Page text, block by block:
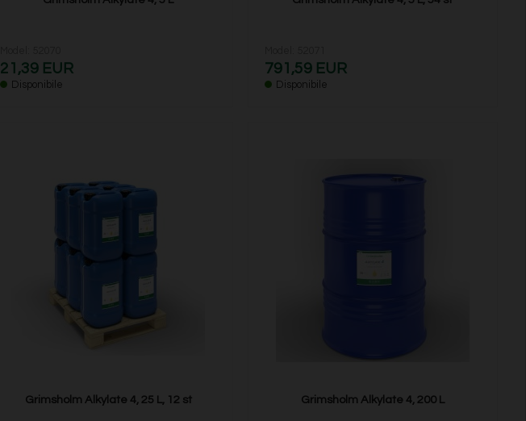
21,39 EUR
Disponibile
791,59 EUR
Disponibile
Grimsholm Alkylate 4, 25 L, 12 st Grimsholm Alkylate 4, 200 L